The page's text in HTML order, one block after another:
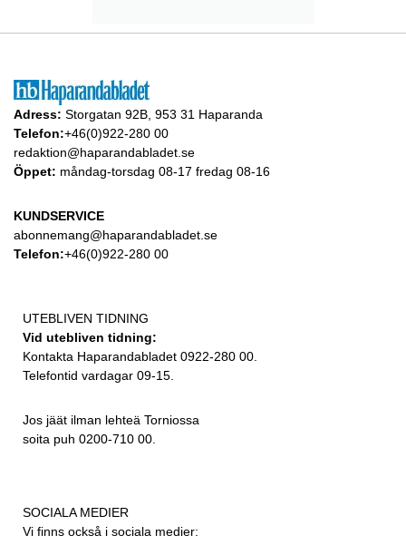
Adress: Storgatan 92B, 953 31 Haparanda
Telefon:+46(0)922-280 00
redaktion@haparandabladet.se
Öppet: måndag-torsdag 08-17 fredag 08-16
KUNDSERVICE
abonnemang@haparandabladet.se
Telefon:+46(0)922-280 00
UTEBLIVEN TIDNING
Vid utebliven tidning:
Kontakta Haparandabladet 0922-280 00.
Telefontid vardagar 09-15.
Jos jäät ilman lehteä Torniossa
soita puh 0200-710 00.
SOCIALA MEDIER
Vi finns också i sociala medier: